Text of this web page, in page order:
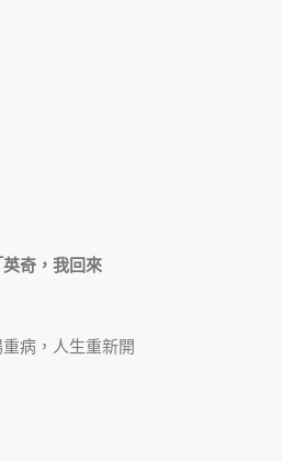
英奇，我回來
病，人生重新開